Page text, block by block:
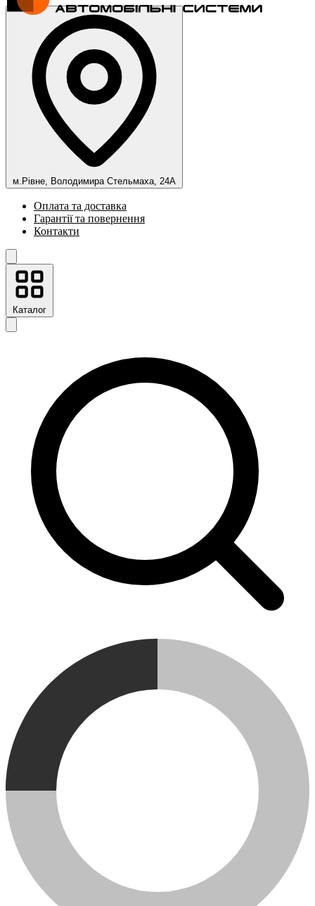
м.Рівне, Володимира Стельмаха, 24А
Оплата та доставка
Гарантії та повернення
Контакти
Каталог